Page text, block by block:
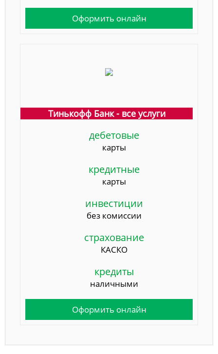
Оформить онлайн
Тинькофф Банк - все услуги
дебетовые
карты
кредитные
карты
инвестиции
без комиссии
страхование
КАСКО
кредиты
наличными
Оформить онлайн